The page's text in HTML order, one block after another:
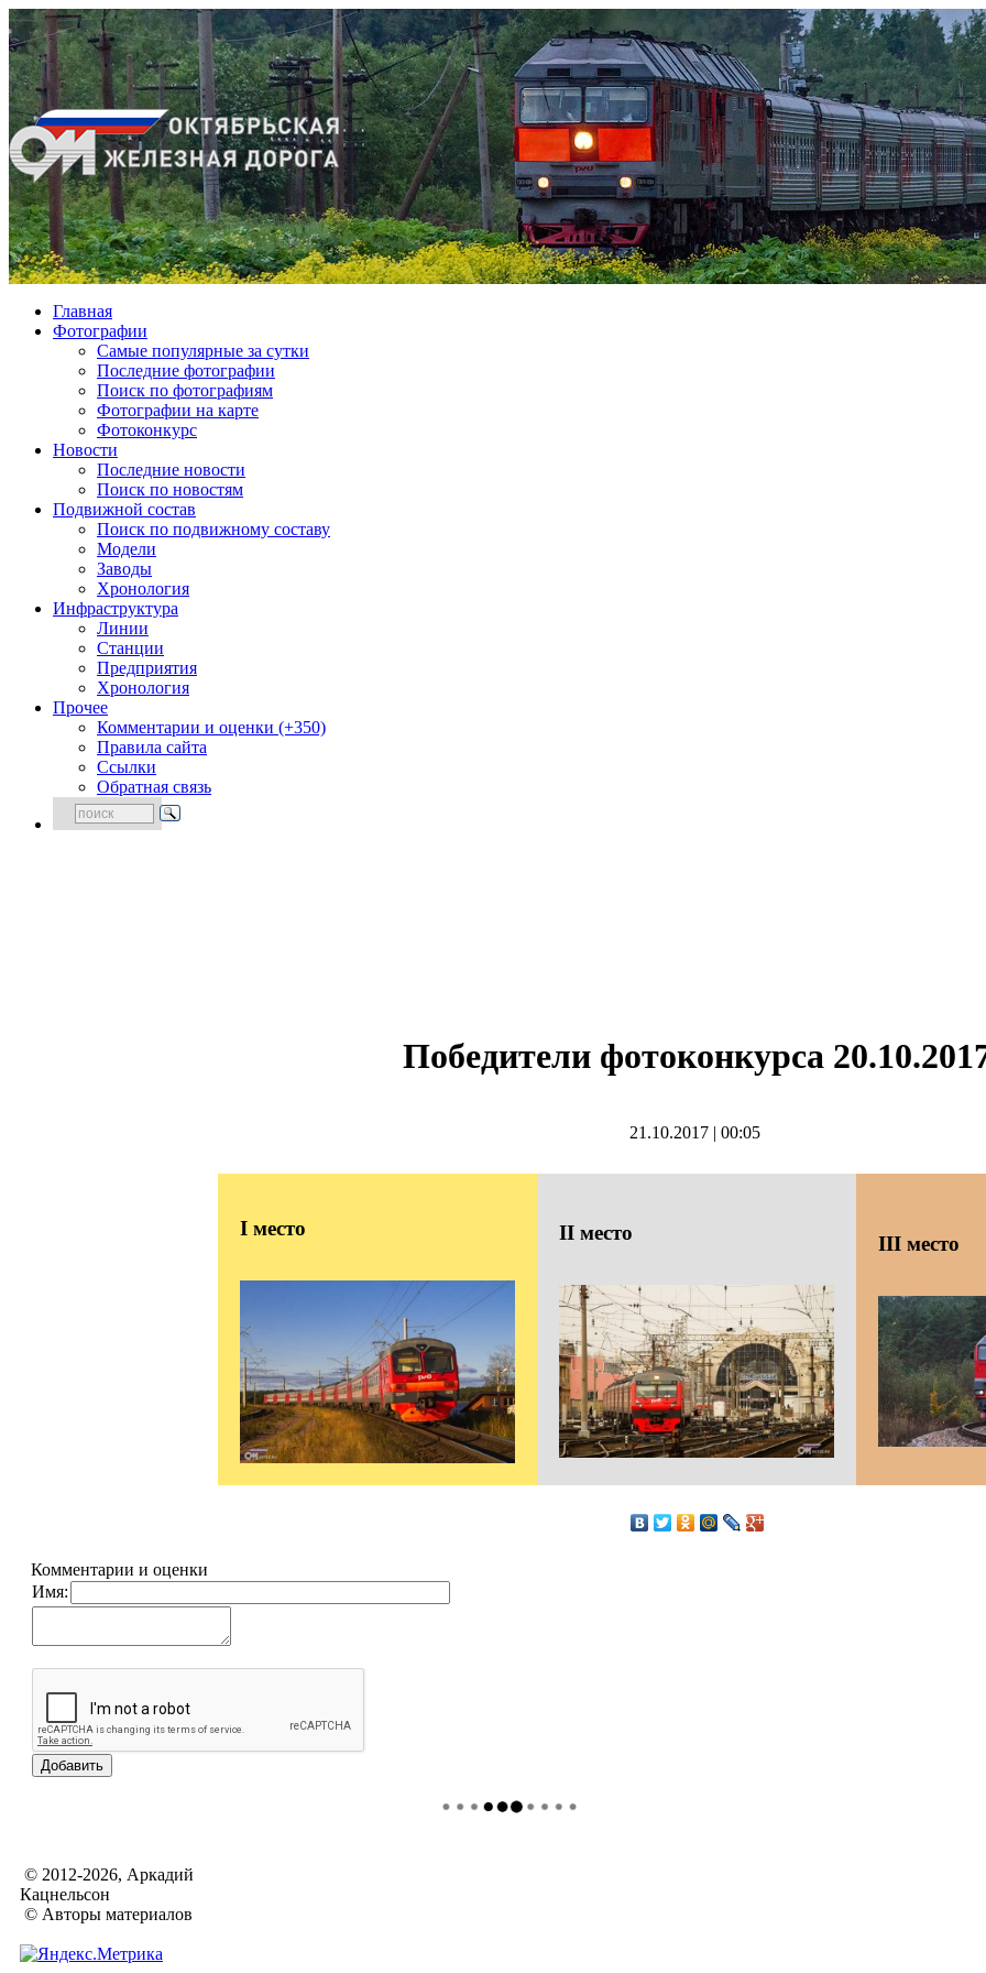
Главная
Фотографии
Cамые популярные за сутки
Последние фотографии
Поиск по фотографиям
Фотографии на карте
Фотоконкурс
Новости
Последние новости
Поиск по новостям
Подвижной состав
Поиск по подвижному составу
Модели
Заводы
Хронология
Инфраструктура
Линии
Станции
Предприятия
Хронология
Прочее
Комментарии и оценки (+350)
Правила сайта
Ссылки
Обратная связь
Победители фотоконкурса
21.10.2017| 00:05
I место II место III место
Комментарии и оценки
Имя:
© 2012-2026, Аркадий
Кацнельсон
© Авторы материалов